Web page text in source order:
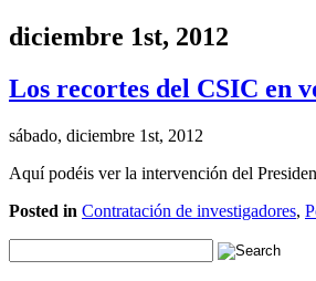
diciembre 1st, 2012
Los recortes del CSIC en
sábado, diciembre 1st, 2012
Aquí podéis ver la intervención del
Posted in Contratación de investigadores,